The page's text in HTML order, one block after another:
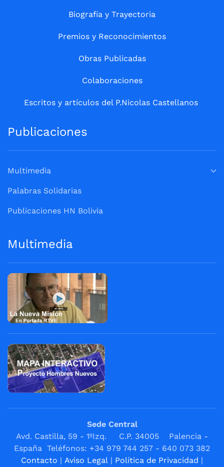
Biografía y Trayectoria
Premios y Reconocimientos
Obras Publicadas
Colaboraciones
Escritos y artículos del P.Nicolas Castellanos
Publicaciones
Multimedia
Palabras Solidarias
Publicaciones HN Bolivia
Multimedia
Sede Central
Avd. Castilla, 59 - 1ºIzq. C.P. 34005 Palencia -
España Teléfonos: +34 979 744 257 - 640 073 382
Contacto | Aviso Legal | Política de Privacidad |